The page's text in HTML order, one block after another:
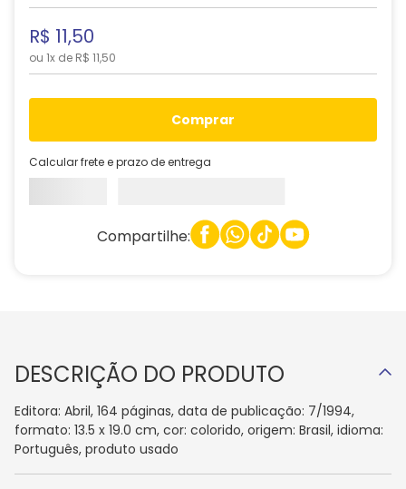
R$ 11,50
ou 1x de R$ 11,50
comprar
Calcular frete e prazo de entrega
Compartilhe:
DESCRIÇÃO DO PRODUTO
Editora: Abril, 164 páginas, data de publicação: 7/1994,
formato: 13.5 x 19.0 cm, cor: colorido, origem: Brasil, idioma:
Português, produto usado